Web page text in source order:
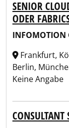
SENIOR
ODER
INFOMOTION
Frankfurt,
Berlin,
Keine Angabe